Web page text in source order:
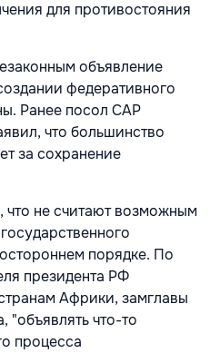
для противостояния
объявление
федеративного
Ранее посол САР
что большинство
за сохранение
что не считают возможным
порядке. По
президента РФ
Африки, замглавы
что-то
процесса